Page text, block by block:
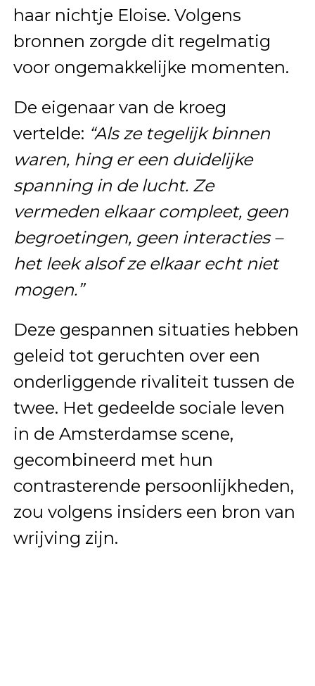
haar nichtje Eloise. Volgens
bronnen zorgde dit regelmatig
voor ongemakkelijke momenten.
De eigenaar van de kroeg
vertelde: “Als ze tegelijk binnen
waren, hing er een duidelijke
spanning in de lucht. Ze
vermeden elkaar compleet, geen
begroetingen, geen interacties –
het leek alsof ze elkaar echt niet
mogen.”
Deze gespannen situaties hebben
geleid tot geruchten over een
onderliggende rivaliteit tussen de
twee. Het gedeelde sociale leven
in de Amsterdamse scene,
gecombineerd met hun
contrasterende persoonlijkheden,
zou volgens insiders een bron van
wrijving zijn.